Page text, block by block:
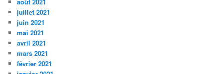
juillet 2021
juin 2021
mai 2021
avril 2021
mars 2021
février 2021